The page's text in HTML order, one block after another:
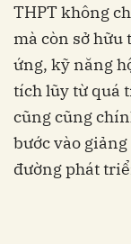
THPT không
mà còn sở hữu
ứng, kỹ năng
tích lũy từ quá
cũng cũng
bước vào
đường phát